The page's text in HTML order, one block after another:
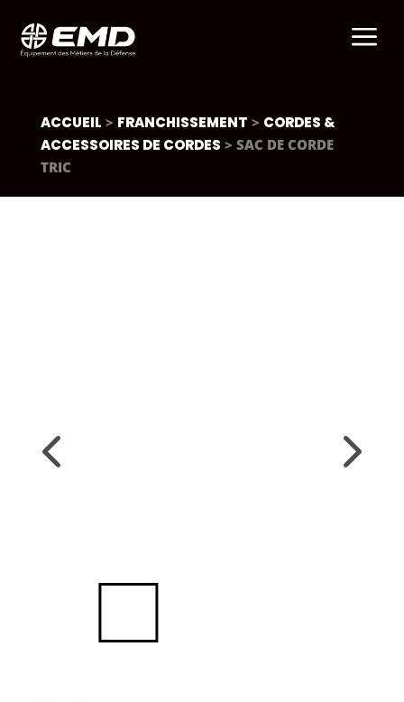
a
ACCUEIL > FRANCHISSEMENT > CORDES &
ACCESSOIRES DE CORDES > SAC DE CORDE
TRIC